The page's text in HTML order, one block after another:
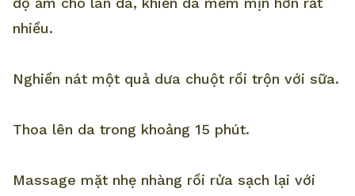
nhiều.
Nghiền nát một quả dưa chuột rồi trộn với sữa.
Thoa lên da trong khoảng 15 phút.
Massage mặt nhẹ nhàng rồi rửa sạch lại với